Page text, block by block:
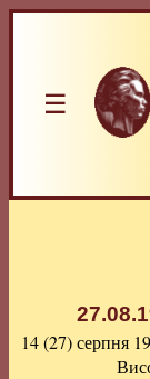
☰
14 (27) серпня